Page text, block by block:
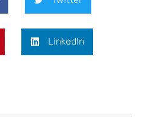
LinkedIn